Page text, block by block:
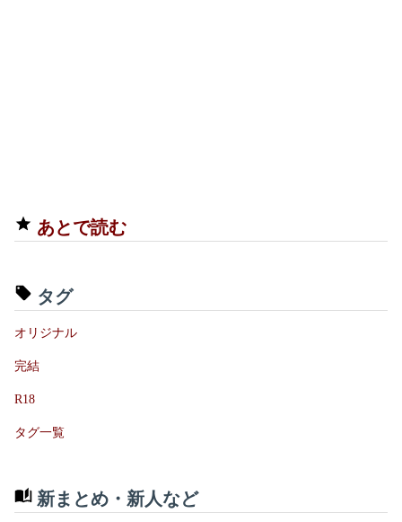
あとで読む
タグ
オリジナル
完結
R18
タグ一覧
新まとめ・新人など